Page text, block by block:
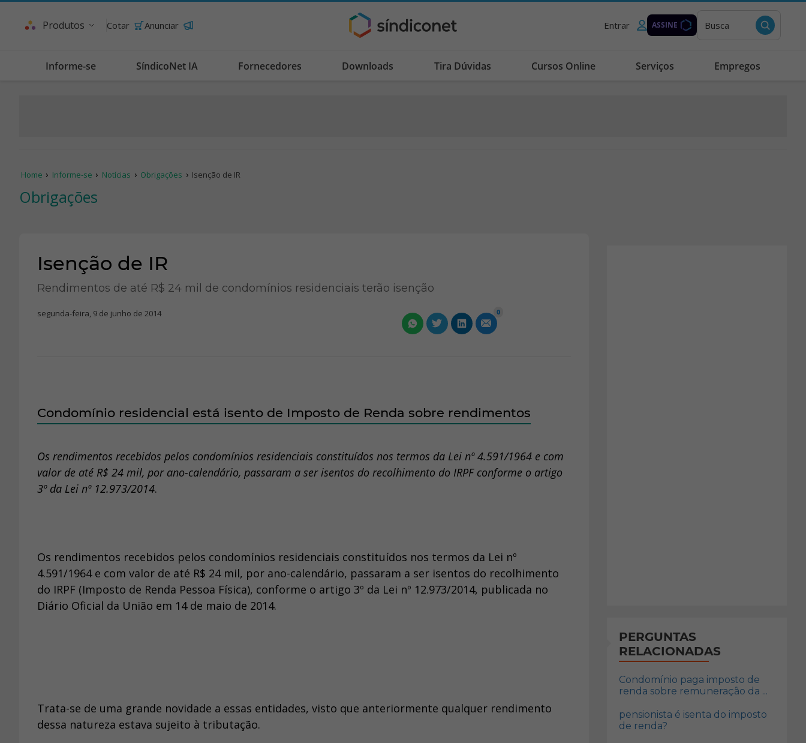
Produtos Cotar Anunciar Entrar ASSINE Busca
Informe-se SíndicoNet IA Fornecedores Downloads Tira Dúvidas Cursos Online Serviços Empregos
Home Informe-se Notícias Obrigações Isenção de IR
Obrigações
Isenção de IR
Rendimentos de até R$ 24 mil de condomínios residenciais terão isenção
segunda-feira, 9 de junho de 2014 0
Condomínio residencial está isento de Imposto de Renda sobre rendimentos
Os rendimentos recebidos pelos condomínios residenciais constituídos nos termos da Lei nº 4.591/1964 e com
valor de até R$ 24 mil, por ano-calendário, passaram a ser isentos do recolhimento do IRPF conforme o artigo
3º da Lei nº 12.973/2014.
Os rendimentos recebidos pelos condomínios residenciais constituídos nos termos da Lei nº
4.591/1964 e com valor de até R$ 24 mil, por ano-calendário, passaram a ser isentos do recolhimento
do IRPF (Imposto de Renda Pessoa Física), conforme o artigo 3º da Lei nº 12.973/2014, publicada no
Diário Oficial da União em 14 de maio de 2014.
Trata-se de uma grande novidade a essas entidades, visto que anteriormente qualquer rendimento
dessa natureza estava sujeito à tributação.
PERGUNTAS
RELACIONADAS
Condomínio paga imposto de
renda sobre remuneração da ...
pensionista é isenta do imposto
de renda?